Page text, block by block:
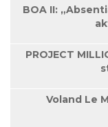
BOA II:
PROJECT
Voland Le